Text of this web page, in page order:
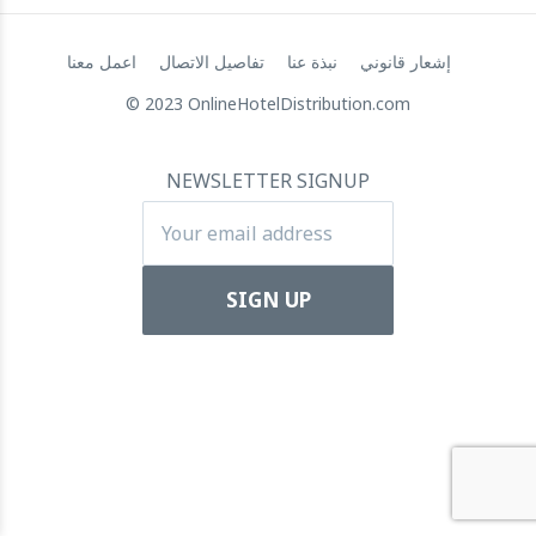
استراتيجية نحو الهيمنة العالمية
إشعار قانوني نبذة عنا تفاصيل الاتصال
اعمل معنا
© 2023 OnlineHotelDistribution.com
NEWSLETTER SIGNUP